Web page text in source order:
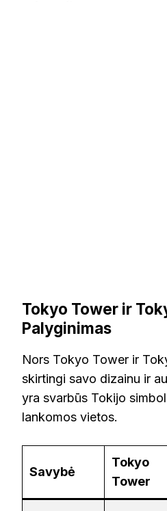
Tokyo Tower ir
Palyginimas
Nors Tokyo Tower ir
skirtingi savo dizainu ir
yra svarbūs Tokijo
lankomos vietos.
Savybė
Tokyo
Tower